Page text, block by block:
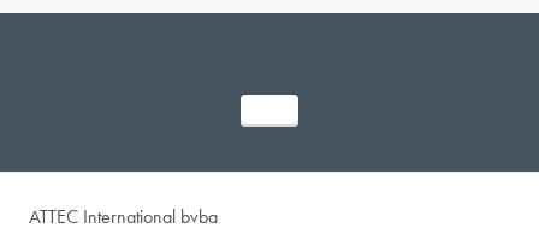
ATTEC International bvba